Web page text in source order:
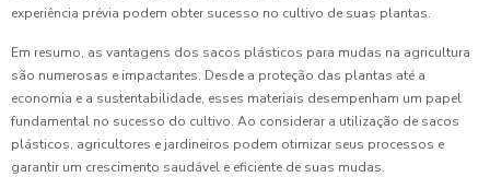
experiência prévia podem obter sucesso no cultivo de suas plantas.
Em resumo, as vantagens dos sacos plásticos para mudas na agricultura
são numerosas e impactantes. Desde a proteção das plantas até a
economia e a sustentabilidade, esses materiais desempenham um papel
fundamental no sucesso do cultivo. Ao considerar a utilização de sacos
plásticos, agricultores e jardineiros podem otimizar seus processos e
garantir um crescimento saudável e eficiente de suas mudas.